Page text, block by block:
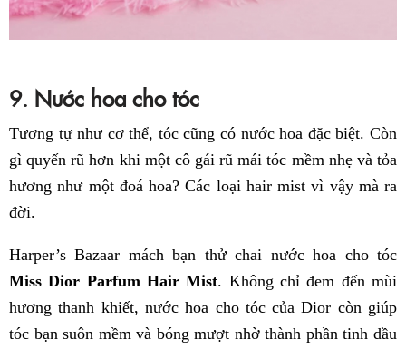
9. Nước hoa cho tóc
Tương tự như cơ thể, tóc cũng có nước hoa đặc biệt. Còn
gì quyến rũ hơn khi một cô gái rũ mái tóc mềm nhẹ và tỏa
hương như một đoá hoa? Các loại hair mist vì vậy mà ra
đời.
Harper’s Bazaar mách bạn thử chai nước hoa cho tóc
Miss Dior Parfum Hair Mist. Không chỉ đem đến mùi
hương thanh khiết, nước hoa cho tóc của Dior còn giúp
tóc bạn suôn mềm và bóng mượt nhờ thành phần tinh dầu